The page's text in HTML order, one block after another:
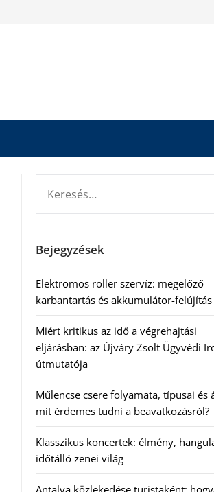
Bejegyzések
Elektromos roller szervíz: megelőző
karbantartás és akkumulátor-felújítás
Miért kritikus az idő a végrehajtási
eljárásban: az Újváry Zsolt Ügyvédi
útmutatója
Műlencse csere folyamata, típusai és
mit érdemes tudni a beavatkozásról?
Klasszikus koncertek: élmény,
időtálló zenei világ
Antalya közlekedése turistaként: